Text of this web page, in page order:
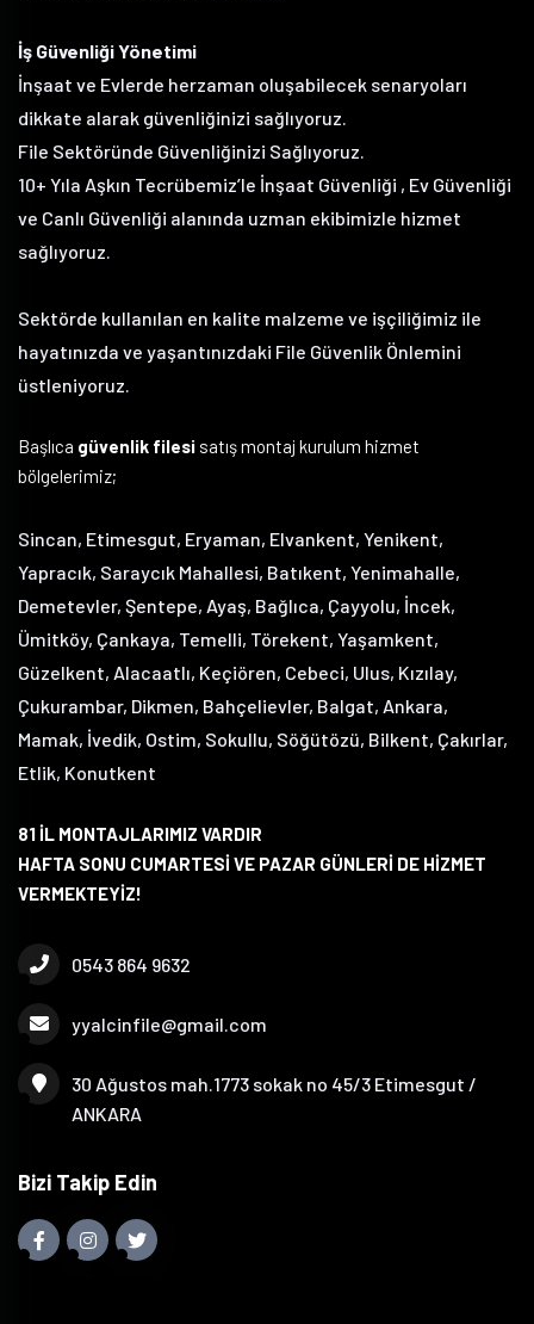
İş Güvenliği Yönetimi
İnşaat ve Evlerde herzaman oluşabilecek senaryoları
dikkate alarak güvenliğinizi sağlıyoruz.
File Sektöründe Güvenliğinizi Sağlıyoruz.
10+ Yıla Aşkın Tecrübemiz’le İnşaat Güvenliği , Ev Güvenliği
ve Canlı Güvenliği alanında uzman ekibimizle hizmet
sağlıyoruz.
Sektörde kullanılan en kalite malzeme ve işçiliğimiz ile
hayatınızda ve yaşantınızdaki File Güvenlik Önlemini
üstleniyoruz.
Başlıca güvenlik filesi satış montaj kurulum hizmet
bölgelerimiz;
Sincan, Etimesgut, Eryaman, Elvankent, Yenikent,
Yapracık, Saraycık Mahallesi, Batıkent, Yenimahalle,
Demetevler, Şentepe, Ayaş, Bağlıca, Çayyolu, İncek,
Ümitköy, Çankaya, Temelli, Törekent, Yaşamkent,
Güzelkent, Alacaatlı, Keçiören, Cebeci, Ulus, Kızılay,
Çukurambar, Dikmen, Bahçelievler, Balgat, Ankara,
Mamak, İvedik, Ostim, Sokullu, Söğütözü, Bilkent, Çakırlar,
Etlik, Konutkent
81 İL MONTAJLARIMIZ VARDIR
HAFTA SONU CUMARTESİ VE PAZAR GÜNLERİ DE HİZMET
VERMEKTEYİZ!
0543 864 9632
yyalcinfile@gmail.com
30 Ağustos mah.1773 sokak no 45/3 Etimesgut /
ANKARA
Bizi Takip Edin